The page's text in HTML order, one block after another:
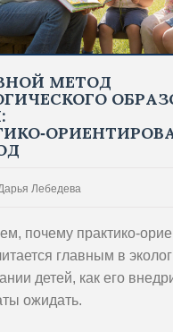
МЕТОД
Лебедева
почему
главным в
детей, как его
ожидать.